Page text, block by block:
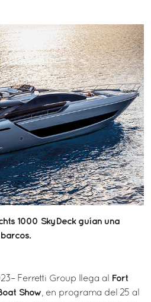
1000 SkyDeck guían una
Ferretti Group llega al
Fort
Show , en programa del 25 al